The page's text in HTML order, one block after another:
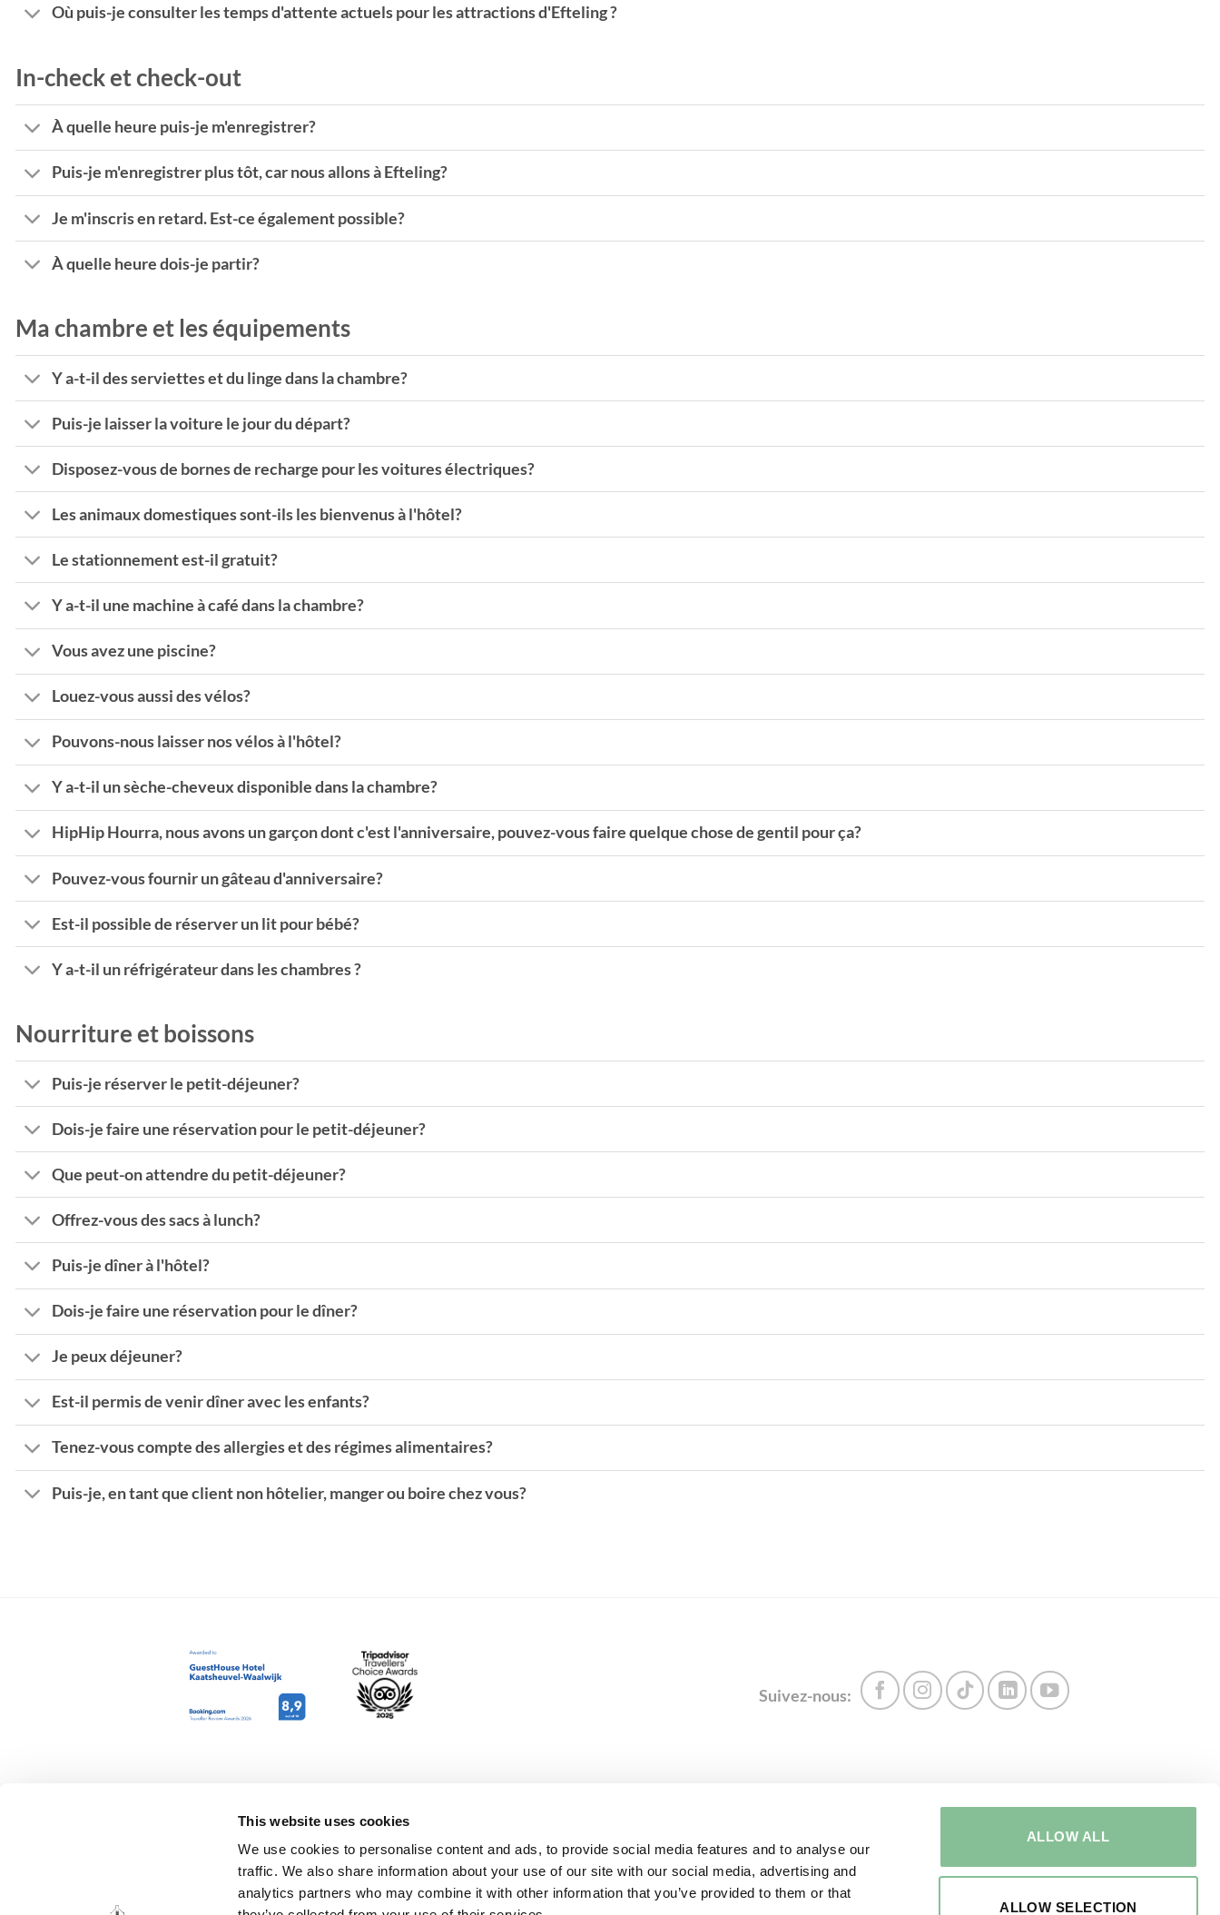
This website uses cookies
We use cookies to personalise content and ads, to provide social media features and to analyse our
traffic. We also share information about your use of our site with our social media, advertising and
analytics partners who may combine it with other information that you’ve provided to them or that
ALLOW ALL
ALLOW SELECTION
Où puis-je consulter les temps d'attente actuels pour les attractions d'Efteling ?
In-check et check-out
À quelle heure puis-je m'enregistrer?
Puis-je m'enregistrer plus tôt, car nous allons à Efteling?
Je m'inscris en retard. Est-ce également possible?
À quelle heure dois-je partir?
Ma chambre et les équipements
Y a-t-il des serviettes et du linge dans la chambre?
Puis-je laisser la voiture le jour du départ?
Disposez-vous de bornes de recharge pour les voitures électriques?
Les animaux domestiques sont-ils les bienvenus à l'hôtel?
Le stationnement est-il gratuit?
Y a-t-il une machine à café dans la chambre?
Vous avez une piscine?
Louez-vous aussi des vélos?
Pouvons-nous laisser nos vélos à l'hôtel?
Y a-t-il un sèche-cheveux disponible dans la chambre?
HipHip Hourra, nous avons un garçon dont c'est l'anniversaire, pouvez-vous faire quelque chose de gentil pour ça?
Pouvez-vous fournir un gâteau d'anniversaire?
Est-il possible de réserver un lit pour bébé?
Y a-t-il un réfrigérateur dans les chambres ?
Nourriture et boissons
Puis-je réserver le petit-déjeuner?
Dois-je faire une réservation pour le petit-déjeuner?
Que peut-on attendre du petit-déjeuner?
Offrez-vous des sacs à lunch?
Puis-je dîner à l'hôtel?
Dois-je faire une réservation pour le dîner?
Je peux déjeuner?
Est-il permis de venir dîner avec les enfants?
Tenez-vous compte des allergies et des régimes alimentaires?
Puis-je, en tant que client non hôtelier, manger ou boire chez vous?
Suivez-nous:
À PROPOS DE NOUS
Contact Newsletter
A PROPOS DE NOUS
Appelez directement:+31 416 273 567